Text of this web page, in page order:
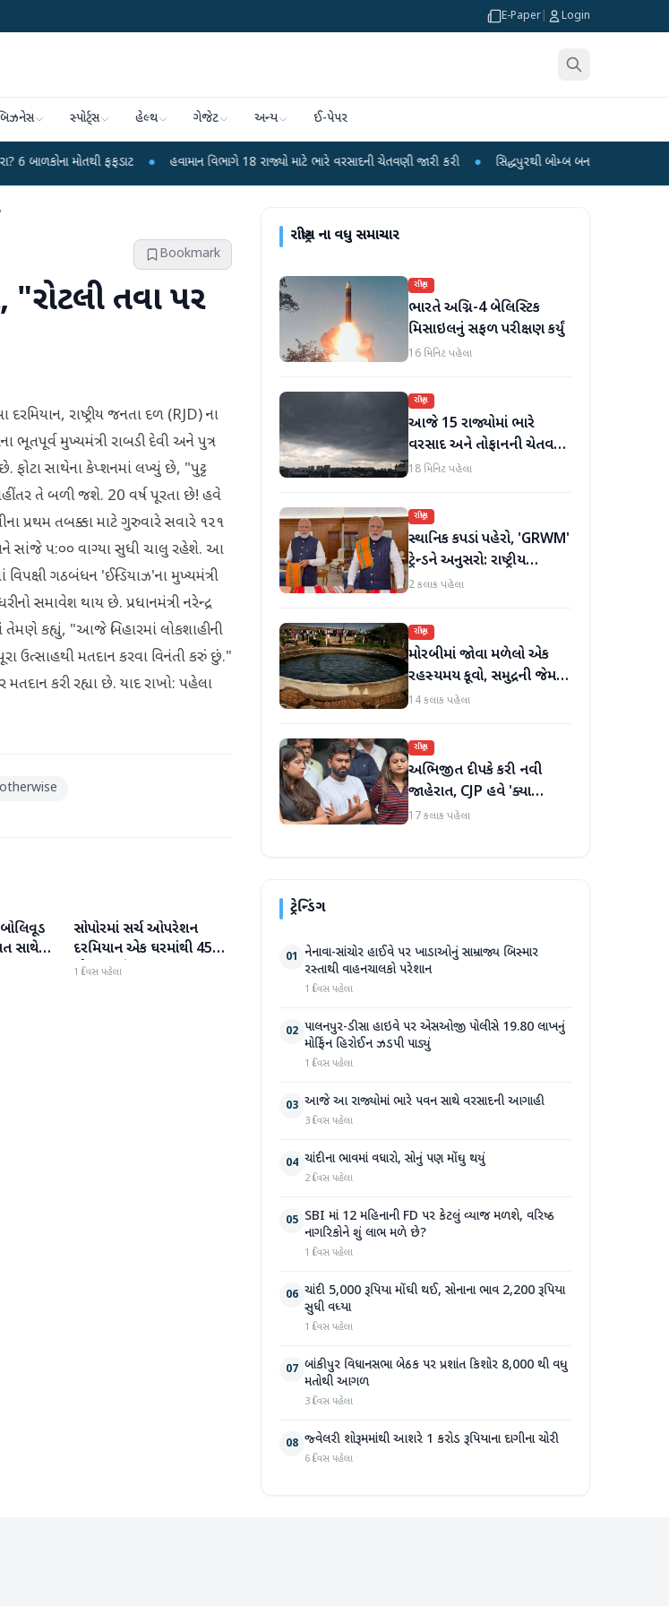
E-Paper Login
સ્પોર્ટ્સ હેલ્થ ગેજેટ અન્ય ઈ-પેપર
ફફડાટ ● હવામાન વિભાગે 18 રાજ્યો માટે ભારે વરસાદની ચેતવણી જારી કરી ● સિદ્ધપુરથી બોમ્બ બનાવવાની સામગ્રી સાથે જૈશના 5
Bookmark
"રોટલી તવા પર
રાષ્ટ્રીય જનતા દળ (RJD) ના
ભૂતપૂર્વ મુખ્યમંત્રી રાબડી દેવી અને પુત્ર
ફોટા સાથેના કેપ્શનમાં લખ્યું છે, "પુટ્ટ
નહીંતર તે બળી જશે. 20 વર્ષ પૂરતા છે! હવે
પ્રથમ તબક્કા માટે ગુરુવારે સવારે ૧૨૧
સાંજે ૫:૦૦ વાગ્યા સુધી ચાલુ રહેશે. આ
ગઠબંધન 'ઈન્ડિયાઝ'ના મુખ્યમંત્રી
સમાવેશ થાય છે. પ્રધાનમંત્રી નરેન્દ્ર
તેમણે કહ્યું, "આજે બિહારમાં લોકશાહીની
ઉત્સાહથી મતદાન કરવા વિનંતી કરું છું."
કરી રહ્યા છે. યાદ રાખો: પહેલા
otherwise
સાથે
યાદવ
રાષ્ટ્રીય
સોપોરમાં સર્ચ ઓપરેશન
દરમિયાન એક ઘરમાંથી 45
ગોળા મળી આવ્યા
1 દિવસ પહેલા
રાષ્ટ્રીયના વધુ સમાચાર
રાષ્ટ્રીય
ભારતે અગ્નિ-4 બેલિસ્ટિક
મિસાઇલનું સફળ પરીક્ષણ કર્યું
16 મિનિટ પહેલા
રાષ્ટ્રીય
આજે 15 રાજ્યોમાં ભારે
વરસાદ અને તોફાનની ચેતવણી
જારી
18 મિનિટ પહેલા
રાષ્ટ્રીય
સ્થાનિક કપડાં પહેરો, 'GRWM'
ટ્રેન્ડને અનુસરો: રાષ્ટ્રીય
હાથવણાટ દિવસ પર
2 કલાક પહેલા
રાષ્ટ્રીય
મોરબીમાં જોવા મળેલો એક
રહસ્યમય કૂવો, સમુદ્રની જેમ
હિલોળા ખાતું પાણી
14 કલાક પહેલા
રાષ્ટ્રીય
અભિજીત દીપકે કરી નવી
જાહેરાત, CJP હવે 'ક્યા
બોલતી પબ્લિક' અભિયાન શરૂ
17 કલાક પહેલા
ટ્રેન્ડિંગ
01 નેનાવા-સાંચોર હાઈવે પર ખાડાઓનું સામ્રાજ્ય બિસ્માર
રસ્તાથી વાહનચાલકો પરેશાન
1 દિવસ પહેલા
02 પાલનપુર-ડીસા હાઇવે પર એસઓજી પોલીસે 19.80 લાખનું
મોર્ફિન હિરોઈન ઝડપી પાડ્યું
1 દિવસ પહેલા
03 આજે આ રાજ્યોમાં ભારે પવન સાથે વરસાદની આગાહી
3 દિવસ પહેલા
04 ચાંદીના ભાવમાં વધારો, સોનું પણ મોંઘુ થયું
2 દિવસ પહેલા
05 SBI માં 12 મહિનાની FD પર કેટલું વ્યાજ મળશે, વરિષ્ઠ
નાગરિકોને શું લાભ મળે છે?
1 દિવસ પહેલા
06 ચાંદી 5,000 રૂપિયા મોંઘી થઈ, સોનાના ભાવ 2,200 રૂપિયા
સુધી વધ્યા
1 દિવસ પહેલા
07 બાંકીપુર વિધાનસભા બેઠક પર પ્રશાંત કિશોર 8,000 થી વધુ
મતોથી આગળ
3 દિવસ પહેલા
08 જ્વેલરી શોરૂમમાંથી આશરે 1 કરોડ રૂપિયાના દાગીના ચોરી
6 દિવસ પહેલા